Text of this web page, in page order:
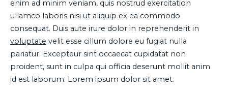
enim ad minim veniam, quis nostrud exercitation
ullamco laboris nisi ut aliquip ex ea commodo
consequat. Duis aute irure dolor in reprehenderit in
voluptate velit esse cillum dolore eu fugiat nulla
pariatur. Excepteur sint occaecat cupidatat non
proident, sunt in culpa qui officia deserunt mollit anim
id est laborum. Lorem ipsum dolor sit amet.